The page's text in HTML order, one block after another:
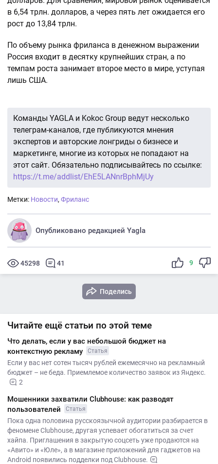
в 6,54 трлн. долларов, а через пять лет ожидается его
рост до 13,84 трлн.
По объему рынка фриланса в денежном выражении
Россия входит в десятку крупнейших стран, а по
темпам роста занимает второе место в мире, уступая
лишь США.
Команды YAGLA и Kokoc Group ведут несколько
телеграм-каналов, где публикуются мнения
экспертов и авторские лонгриды о бизнесе и
маркетинге, многие из которых не попадают на
этот сайт. Обязательно подписывайтесь по ссылке:
https://t.me/addlist/EhE5LANnrBphMjUy
Метки: Новости, Фриланс
Опубликовано редакцией Yagla
45298 41 9
Поделись
Читайте ещё статьи по этой теме
Что делать, если у вас небольшой бюджет на
контекстную рекламу
Статья
Если у вас нет сотен тысяч рублей ежемесячно на рекламный
бюджет – не беда. Приемлемое количество заявок из Яндекс.
2
Мошенники захватили Clubhouse: как разводят
пользователей
Статья
Пока одна половина русскоязычной аудитории разбирается в
феномене Clubhouse, другая успевает обогатиться за счет
хайпа. Приглашения в закрытую соцсеть уже продаются на
«Авито» и «Юле», а в магазине приложений для гаджетов на
Android появились подделки под Clubhouse.